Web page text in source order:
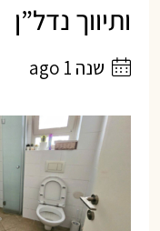
ותיווך נדל”ן
שנה 1 ago